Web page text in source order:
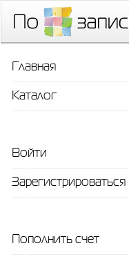
Главная
Каталог
Войти
Зарегистрироваться
Пополнить счет